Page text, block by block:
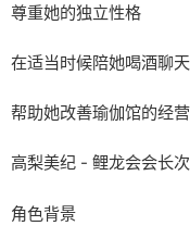
尊重她的独立性格
在适当时候陪她喝酒聊天
帮助她改善瑜伽馆的经
高梨美纪 - 鲤龙会会长
角色背景